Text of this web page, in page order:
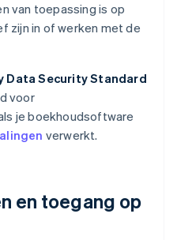
van toepassing is op
zijn in of werken met de
Data Security Standard
voor
je boekhoudsoftware
verwerkt.
en toegang op